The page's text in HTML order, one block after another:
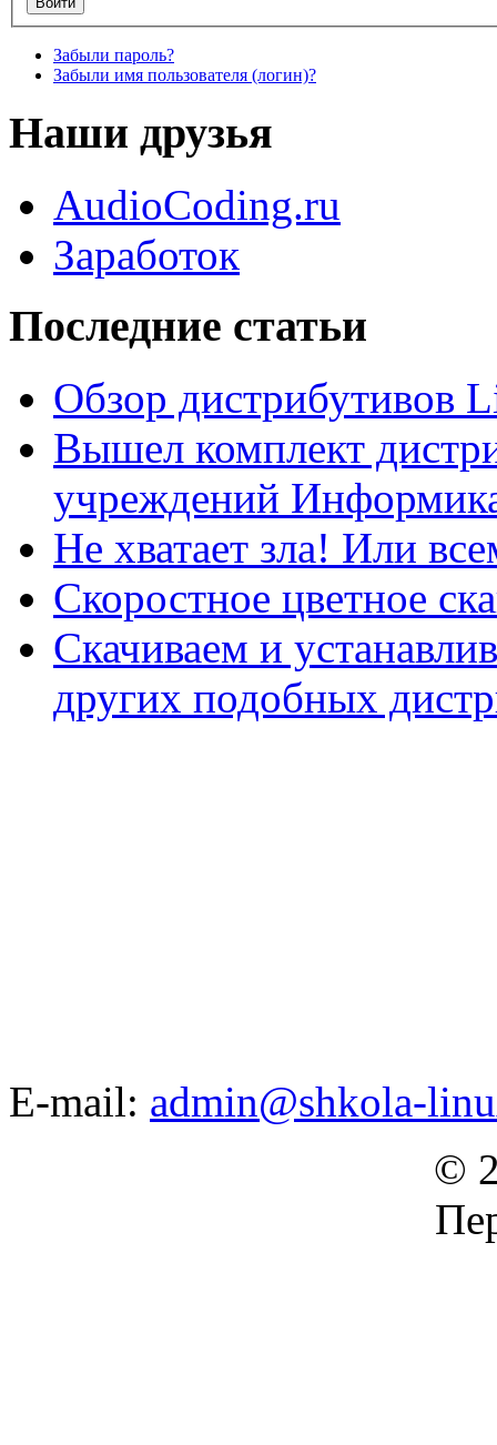
Забыли пароль?
Забыли имя пользователя (логин)?
Наши друзья
AudioCoding.ru
Заработок
Последние статьи
Обзор дистрибутивов
Вышел комплект
учреждений
Не хватает зла! Или
Скоростное цветное
Скачиваем и
других подобных
E-mail: admin@shkola-
©